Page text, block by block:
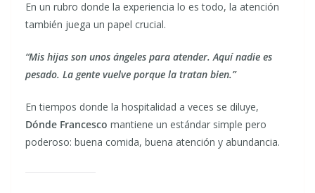
En un rubro donde la experiencia lo es todo, la atención
también juega un papel crucial.
“Mis hijas son unos ángeles para atender. Aquí nadie es
pesado. La gente vuelve porque la tratan bien.”
En tiempos donde la hospitalidad a veces se diluye,
Dónde Francesco mantiene un estándar simple pero
poderoso: buena comida, buena atención y abundancia.